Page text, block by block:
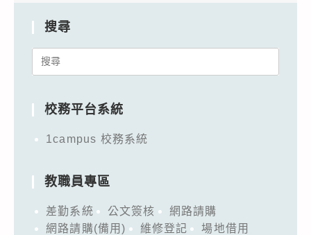
搜尋
Search
校務平台系統
1campus 校務系統
教職員專區
差勤系統 公文簽核
網路請購
網路請購(備用)
維修登記
場地借用